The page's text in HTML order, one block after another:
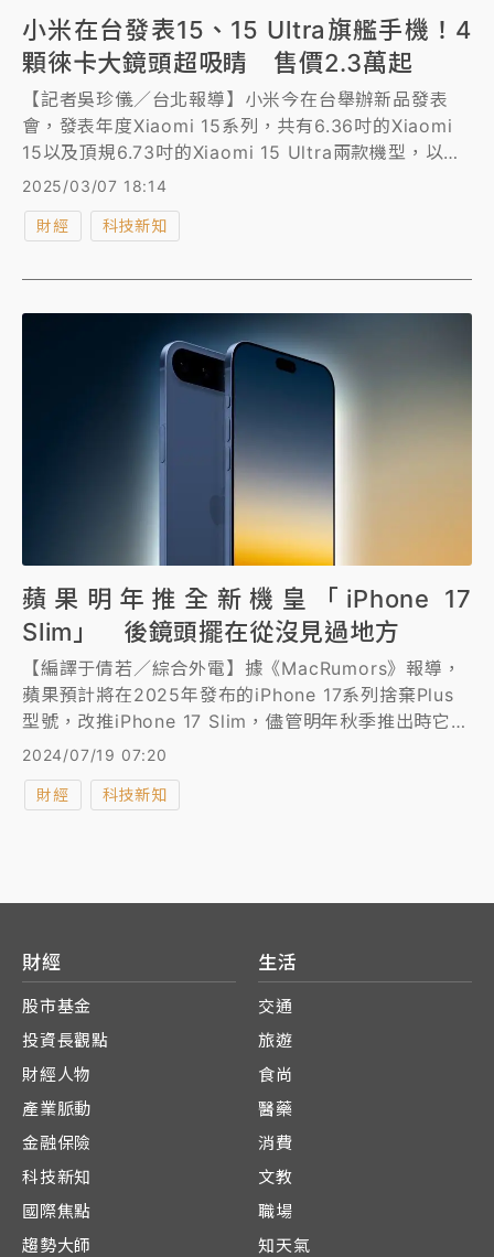
小米在台發表15、15 Ultra旗艦手機！4
顆徠卡大鏡頭超吸睛 售價2.3萬起
【記者吳珍儀／台北報導】小米今在台舉辦新品發表
會，發表年度Xiaomi 15系列，共有6.36吋的Xiaomi
15以及頂規6.73吋的Xiaomi 15 Ultra兩款機型，以及
全新智慧手錶、無線耳機以及平板等新品。
2025/03/07 18:14
財經 科技新知
蘋果明年推全新機皇「iPhone 17
Slim」 後鏡頭擺在從沒見過地方
【編譯于倩若／綜合外電】據《MacRumors》報導，
蘋果預計將在2025年發布的iPhone 17系列捨棄Plus
型號，改推iPhone 17 Slim，儘管明年秋季推出時它實
際上可能不會被稱為「Slim」，但現在就已經有關於
iPhone 17的傳聞其實並不算早，比如外界早在去年5
月就已經知道今年iPhone 16 Pro機型將配備更大螢
2024/07/19 07:20
財經 科技新知
財經
股市基金
投資長觀點
財經人物
產業脈動
金融保險
科技新知
國際焦點
趨勢大師
生活
交通
旅遊
食尚
醫藥
消費
文教
職場
知天氣